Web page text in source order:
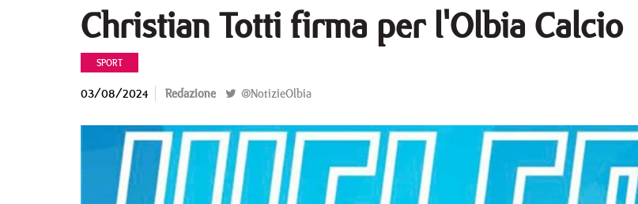
Christian Totti firma per l'Olbia Calcio
SPORT
03/08/2024 Redazione @NotizieOlbia